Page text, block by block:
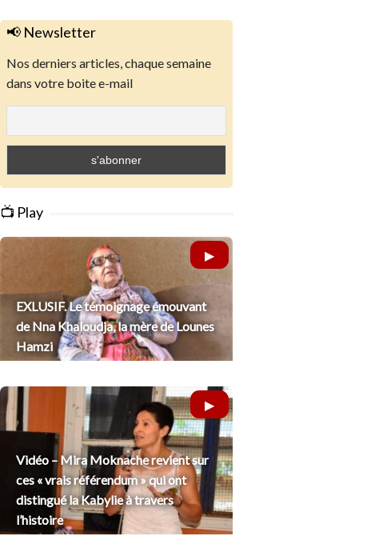
📢 Newsletter
Nos derniers articles, chaque semaine
dans votre boite e-mail
📺 Play
EXLUSIF. Le témoignage émouvant
de Nna Khaloudja, la mère de Lounes
Hamzi
Vidéo – Mira Moknache revient sur
ces « vrais référendum » qui ont
distingué la Kabylie à travers
l’histoire